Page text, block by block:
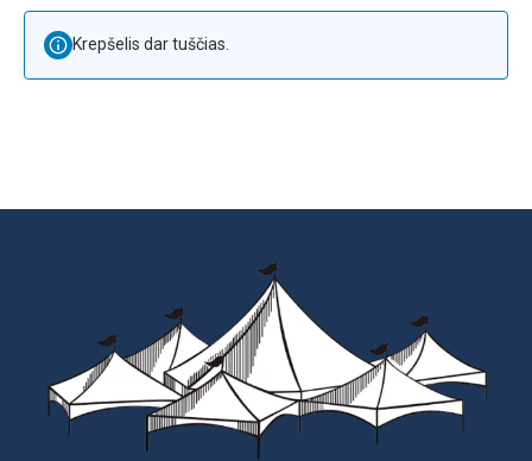
Krepšelis dar tuščias.